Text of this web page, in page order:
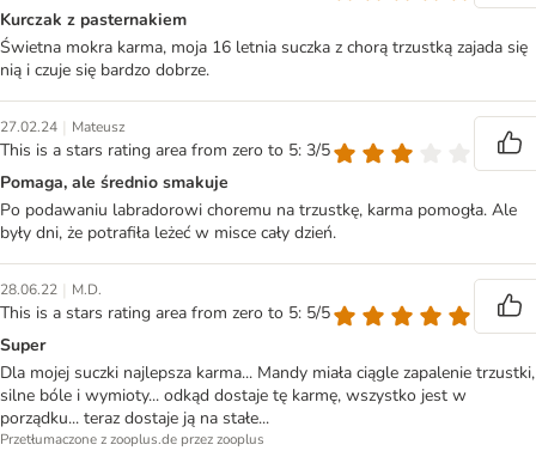
Kurczak z pasternakiem
Świetna mokra karma, moja 16 letnia suczka z chorą trzustką zajada się
nią i czuje się bardzo dobrze.
27.02.24 | Mateusz
This is a stars rating area from zero to 5: 3/5
Pomaga, ale średnio smakuje
Po podawaniu labradorowi choremu na trzustkę, karma pomogła. Ale
były dni, że potrafiła leżeć w misce cały dzień.
28.06.22 | M.D.
This is a stars rating area from zero to 5: 5/5
Super
Dla mojej suczki najlepsza karma... Mandy miała ciągle zapalenie trzustki,
silne bóle i wymioty... odkąd dostaje tę karmę, wszystko jest w
porządku... teraz dostaje ją na stałe...
Przetłumaczone z zooplus.de przez zooplus